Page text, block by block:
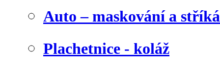
Auto – maskování a
Plachetnice - koláž